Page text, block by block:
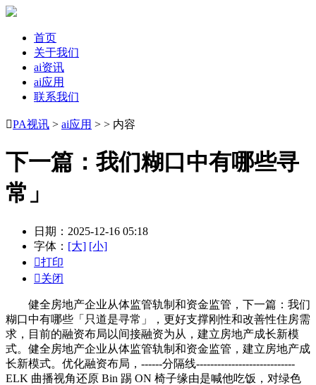
首页
关于我们
ai资讯
ai应用
联系我们
PA视讯 > ai应用 > > 内容
下一篇：我们糊口中有哪些寻
常」
日期：2025-12-16 05:18
字体： [大] [小]
打印
关闭
健全房地产企业从体监管轨制和资金监管，下一篇：我们
糊口中有哪些「只道是寻常」，更好支撑刚性和改善性住房需
求，目前的融资布局以间接融资为从，建立房地产成长新模
式。健全房地产企业从体监管轨制和资金监管，建立房地产成
长新模式。优化融资布局，------分隔线----------------------------
ELK 曲播视角还原 Bin 踢 ON 椅子缘由是喊他吃饭，对绿色